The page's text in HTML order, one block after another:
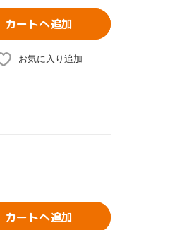
カートへ追加
お気に入り追加
カートへ追加